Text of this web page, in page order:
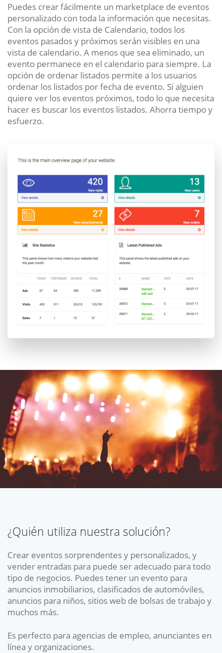
Puedes crear fácilmente un marketplace de eventos
personalizado con toda la información que necesitas.
Con la opción de vista de Calendario, todos los
eventos pasados ​​y próximos serán visibles en una
vista de calendario. A menos que sea eliminado, un
evento permanece en el calendario para siempre. La
opción de ordenar listados permite a los usuarios
ordenar los listados por fecha de evento. Si alguien
quiere ver los eventos próximos, todo lo que necesita
hacer es buscar los eventos listados. Ahorra tiempo y
esfuerzo.
¿Quién utiliza nuestra solución?
Crear eventos sorprendentes y personalizados, y
vender entradas para puede ser adecuado para todo
tipo de negocios. Puedes tener un evento para
anuncios inmobiliarios, clasificados de automóviles,
anuncios para niños, sitios web de bolsas de trabajo y
muchos más.
Es perfecto para agencias de empleo, anunciantes en
línea y organizaciones.